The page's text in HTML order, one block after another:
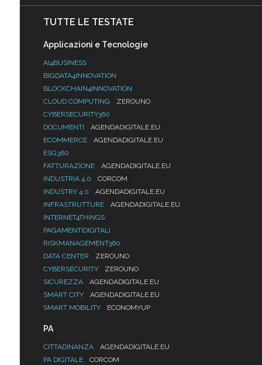
TUTTE LE TESTATE
Applicazioni e Tecnologie
AI4BUSINESS
BIGDATA4INNOVATION
BLOCKCHAIN4INNOVATION
CLOUD COMPUTING
ZEROUNO
CYBERSECURITY360
DOCUMENTI
AGENDADIGITALE.EU
ECOMMERCE
AGENDADIGITALE.EU
ESG360
FATTURAZIONE
AGENDADIGITALE.EU
INDUSTRIA 4.0
CORCOM
INDUSTRY 4.0
AGENDADIGITALE.EU
INFRASTRUTTURE
AGENDADIGITALE.EU
INTERNET4THINGS
PAGAMENTIDIGITALI
RISKMANAGEMENT360
DATA CENTER
ZEROUNO
CYBERSECURITY
ZEROUNO
SICUREZZA
AGENDADIGITALE.EU
SMART CITY
AGENDADIGITALE.EU
SMART MOBILITY
ECONOMYUP
PA
CITTADINANZA
AGENDADIGITALE.EU
PA DIGITALE
CORCOM